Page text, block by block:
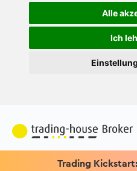
Alle
Ich
Trading Kickstart: Live